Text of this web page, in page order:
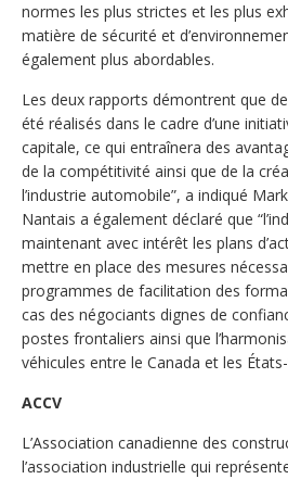
normes les plus strictes et les plus
matière de sécurité et
également plus abordables.
Les deux rapports démontrent que
été réalisés dans le cadre d’une
capitale, ce qui entraînera des
de la compétitivité ainsi que de la
l’industrie automobile”, a indiqué
Nantais a également déclaré que
maintenant avec intérêt les plans
mettre en place des mesures
programmes de facilitation des
cas des négociants dignes de
postes frontaliers ainsi que
véhicules entre le Canada et les États-
ACCV
L’Association canadienne des
l’association industrielle qui